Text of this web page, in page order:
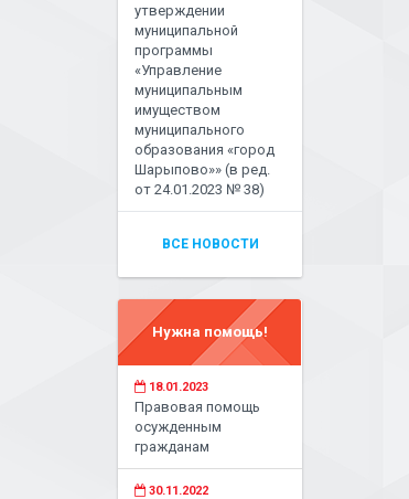
утверждении
муниципальной
программы
«Управление
муниципальным
имуществом
муниципального
образования «город
Шарыпово»» (в ред.
от 24.01.2023 № 38)
ВСЕ НОВОСТИ
Нужна помощь!
18.01.2023
Правовая помощь
осужденным
гражданам
30.11.2022